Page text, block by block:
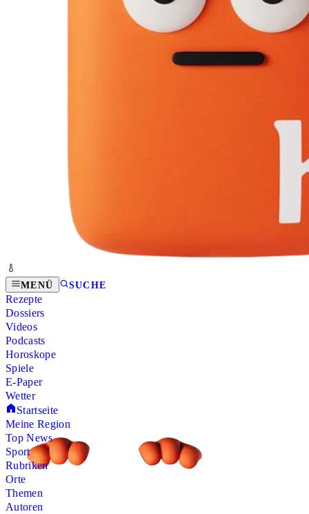
MENÜ SUCHE
Rezepte
Dossiers
Videos
Podcasts
Horoskope
Spiele
E-Paper
Wetter
Startseite
Meine Region
Top News
Sport
Rubriken
Orte
Themen
Autoren